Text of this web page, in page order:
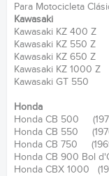
Para Motocicleta
Kawasaki
Kawasaki KZ 400 Z
Kawasaki KZ 550 Z
Kawasaki KZ 650 Z
Kawasaki KZ 1000 Z
Kawasaki GT 550
Honda
Honda CB 500
Honda CB 550
Honda CB 750
Honda CB 900 Bol
Honda CBX 1000